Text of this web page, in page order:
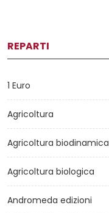
REPARTI
1 Euro
Agricoltura
Agricoltura biodinamica
Agricoltura biologica
Andromeda edizioni